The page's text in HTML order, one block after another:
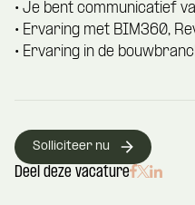
• Je bent communicatief
• Ervaring met BIM360,
• Ervaring in de
Deel deze vacature
Solliciteer nu